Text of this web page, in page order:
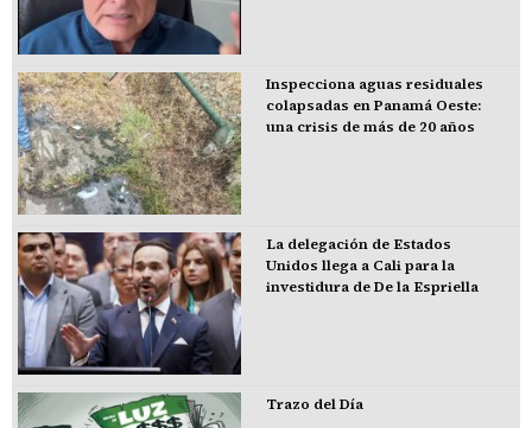
Inspecciona aguas residuales
colapsadas en Panamá Oeste:
una crisis de más de 20 años
La delegación de Estados
Unidos llega a Cali para la
investidura de De la Espriella
Trazo del Día